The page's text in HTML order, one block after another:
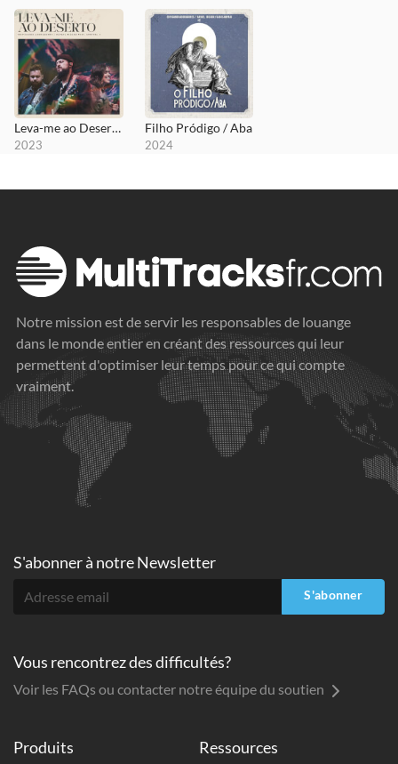
Leva-me ao Deserto
2023
Filho Pródigo / Aba
2024
Notre mission est de servir les responsables de louange
dans le monde entier en créant des ressources qui leur
permettent d'optimiser leur temps pour ce qui compte
vraiment.
Produits Ressources
S'abonner à notre Newsletter
S'abonner
Vous rencontrez des difficultés?
Voir les FAQs ou contacter notre équipe du soutien